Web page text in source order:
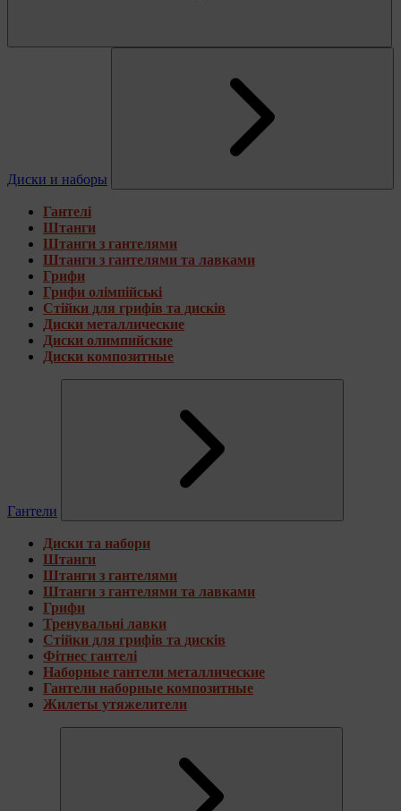
Диски и наборы
Гантелі
Штанги
Штанги з гантелями
Штанги з гантелями та лавками
Грифи
Грифи олімпійські
Стійки для грифів та дисків
Диски металлические
Диски олимпийские
Диски композитные
Гантели
Диски та набори
Штанги
Штанги з гантелями
Штанги з гантелями та лавками
Грифи
Тренувальні лавки
Стійки для грифів та дисків
Фітнес гантелі
Наборные гантели металлические
Гантели наборные композитные
Жилеты утяжелители